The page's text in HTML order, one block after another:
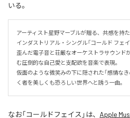
いる。
アーティスト星野マーブルが贈る、共感を持
インダストリアル・シングル「コールド フェイ
歪んだ電子音と荘厳なオーケストラサウンド
む圧倒的な自己愛と支配欲を音楽で表現。
仮面のような微笑みの下に隠された「感情な
く者を美しくも恐ろしい世界へと誘う一曲。
なお「コールドフェイス 」は、 Apple